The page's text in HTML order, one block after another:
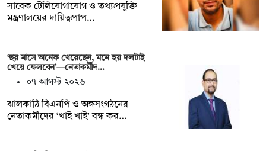
সাবেক টেলিযোগাযোগ ও তথ্যপ্রযুক্তি
মন্ত্রণালয়ের দায়িত্বপ্রাপ…
‘ছয় মাসে অনেক খেয়েছেন, মনে হয় দলটাই
খেয়ে ফেলবেন’—নেতাকর্মীদ…
০৭ আগস্ট ২০২৬
ঝালকাঠি বিএনপি ও অঙ্গসংগঠনের
নেতাকর্মীদের ‘খাই খাই’ বন্ধ কর…